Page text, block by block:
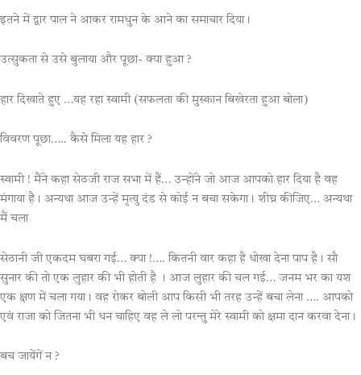
इतने में द्वार पाल ने आकर रामधुन के आने का समाचार दिया।
उत्सुकता से उसे बुलाया और पूछा- क्या हुआ ?
हार दिखाते हुए …यह रहा स्वामी (सफलता की मुस्कान बिखेरता हुआ बोला)
विवरण पूछा….. कैसे मिला यह हार ?
स्वामी ! मैंने कहा सेठजी राज सभा में हैं… उन्होंने जो आज आपको हार दिया है वह
मंगाया है। अन्यथा आज उन्हें मृत्यु दंड से कोई न बचा सकेगा। शीघ्र कीजिए… अन्यथा
मैं चला
सेठानी जी एकदम घबरा गई… क्या !…. कितनी वार कहा है धोखा देना पाप है। सौ
सुनार की तो एक लुहार की भी होती है । आज लुहार की चल गई… जनम भर का यश
एक क्षण में चला गया। वह रोकर बोली आप किसी भी तरह उन्हें बचा लेना …. आपको
एवं राजा को जितना भी धन चाहिए वह ले लो परन्तु मेरे स्वामी को क्षमा दान करवा देना।
बच जायेंगें न ?